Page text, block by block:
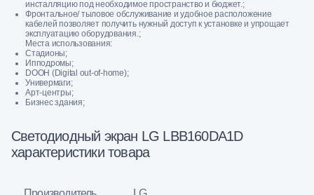
инсталляцию под необходимое пространство и бюджет.;
Фронтальное/ тыловое обслуживание и удобное расположение
кабелей позволяет получить нужный доступ к установке и упрощает
эксплуатацию оборудования.;
Места использования:
Стадионы;
Ипподромы;
DOOH (Digital out-of-home);
Универмаги;
Арт-центры;
Бизнес здания;
Светодиодный экран LG LBB160DA1D
характеристики товара